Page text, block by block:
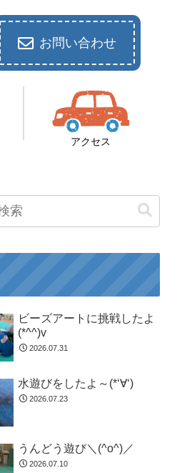
お問い合わせ
アクセス
ビーズアートに挑戦したよ
(*^^)v
2026.07.31
水遊びをしたよ～(*‘∀‘)
2026.07.23
うんどう遊び＼(^o^)／
2026.07.10